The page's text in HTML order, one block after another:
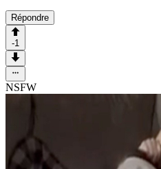
Répondre
-1
NSFW